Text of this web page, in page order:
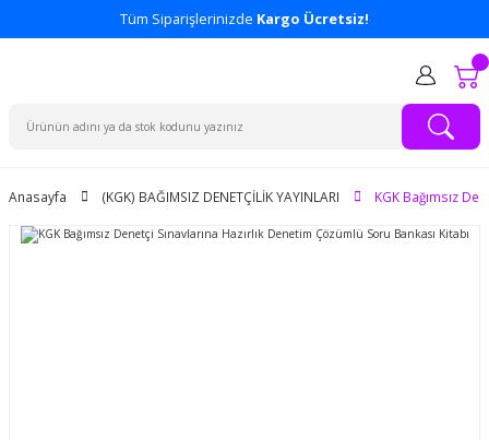
Tüm Siparişlerinizde Kargo Ücretsiz!
Anasayfa (KGK) BAĞIMSIZ DENETÇİLİK YAYINLARI KGK Bağımsız